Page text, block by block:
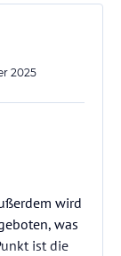
2025
wird
was
ist die